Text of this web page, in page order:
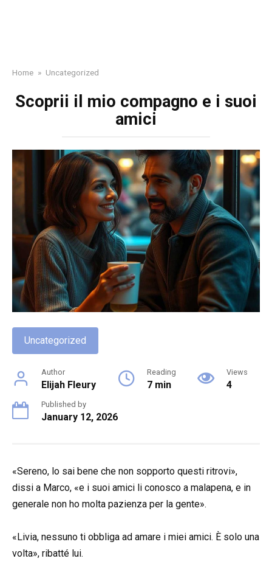
Home » Uncategorized
Scoprii il mio compagno e i suoi
amici
Uncategorized
Author
Elijah Fleury
Reading
7 min
Views
4
Published by
January 12, 2026
«Sereno, lo sai bene che non sopporto questi ritrovi»,
dissi a Marco, «e i suoi amici li conosco a malapena, e in
generale non ho molta pazienza per la gente».
«Livia, nessuno ti obbliga ad amare i miei amici. È solo una
volta», ribatté lui.